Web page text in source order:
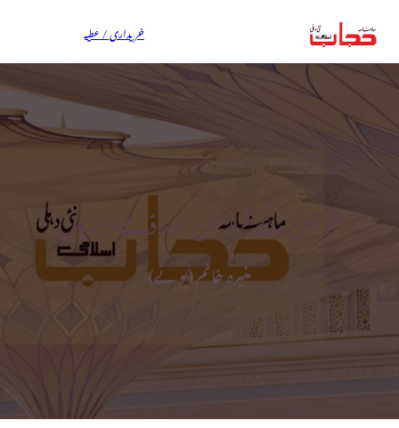
خریداری / عطیہ
خواتین کے فرائض اور ذمے داریاں
منیرہ خانم (پونے)